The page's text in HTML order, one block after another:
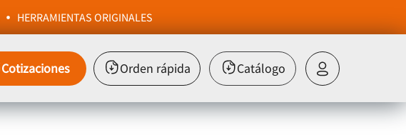
HERRAMIENTAS ORIGINALES
Cotizaciones Orden rápida Catálogo